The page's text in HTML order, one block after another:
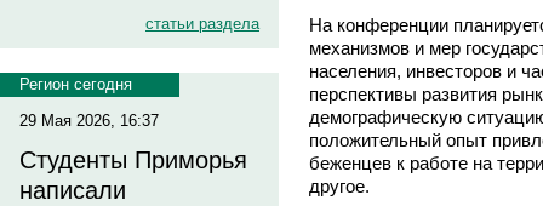
статьи раздела
Регион сегодня
29 Мая 2026, 16:37
Студенты Приморья
написали
На конференции
механизмов и мер
населения, инвесторов и
перспективы развития
демографическую
положительный опыт
беженцев к работе на
другое.